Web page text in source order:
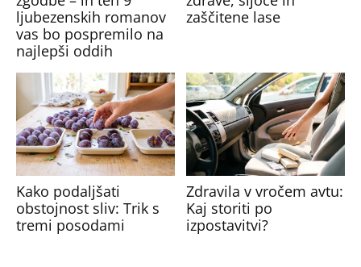
ljubezenskih romanov
vas bo pospremilo na
najlepši oddih
zaščitene lase
Kako podaljšati
obstojnost sliv: Trik s
tremi posodami
Zdravila v vročem avtu:
Kaj storiti po
izpostavitvi?